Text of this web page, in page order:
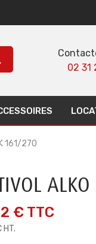
02 31
161/270
€ TTC